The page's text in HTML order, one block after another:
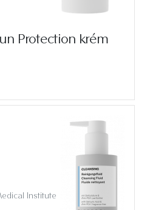
Protection krém
Institute